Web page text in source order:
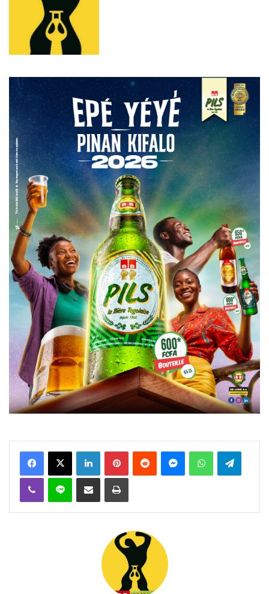
FacebookX Linkedin PinterestReddit MessengerWhatsAppTelegram
Viber Ligne Partager par email Imprimer